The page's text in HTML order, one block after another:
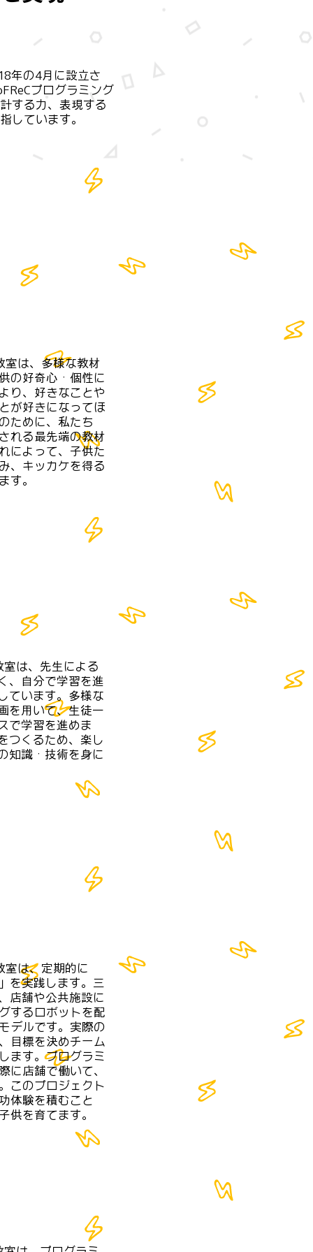
年の4月に設立さ
プログラミング
する力、表現する
しています。
室は、多様な教材
の好奇心・個性に
り、好きなことや
が好きになってほ
ために、私たち
れる最先端の教材
によって、子供た
、キッカケを得る
す。
室は、先生による
、自分で学習を進
ています。多様な
を用いて、生徒一
で学習を進めま
つくるため、楽し
知識・技術を身に
室は、定期的に
を実践します。三
店舗や公共施設に
するロボットを配
デルです。実際の
目標を決めチーム
ます。プログラミ
に店舗で働いて、
このプロジェクト
体験を積むこと
供を育てます。